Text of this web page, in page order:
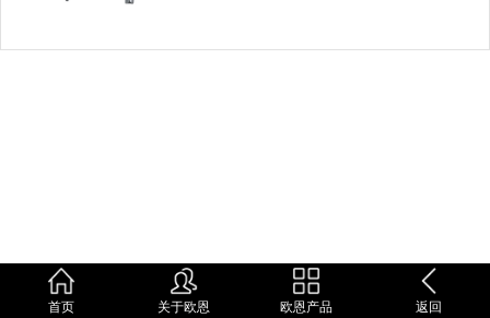
首页 关于欧恩 欧恩产品 返回